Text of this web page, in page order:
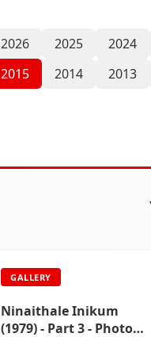
2026 2025 2024
2015
2014 2013
GALLERY
Ninaithale Inikum
(1979) - Part 3 - Photo